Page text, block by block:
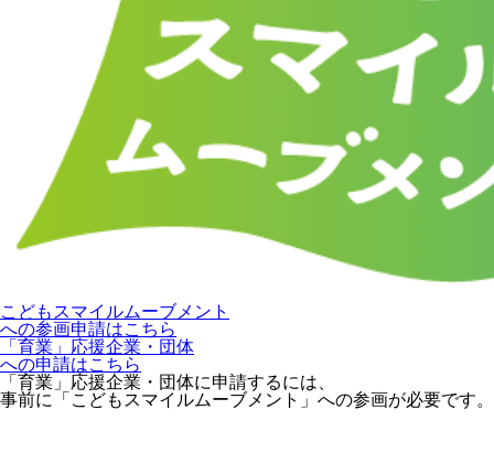
こどもスマイルムーブメント
への参画申請はこちら
「育業」応援企業・団体
への申請はこちら
「育業」応援企業・団体に申請するには、
事前に「こどもスマイルムーブメント」への参画が必要です。